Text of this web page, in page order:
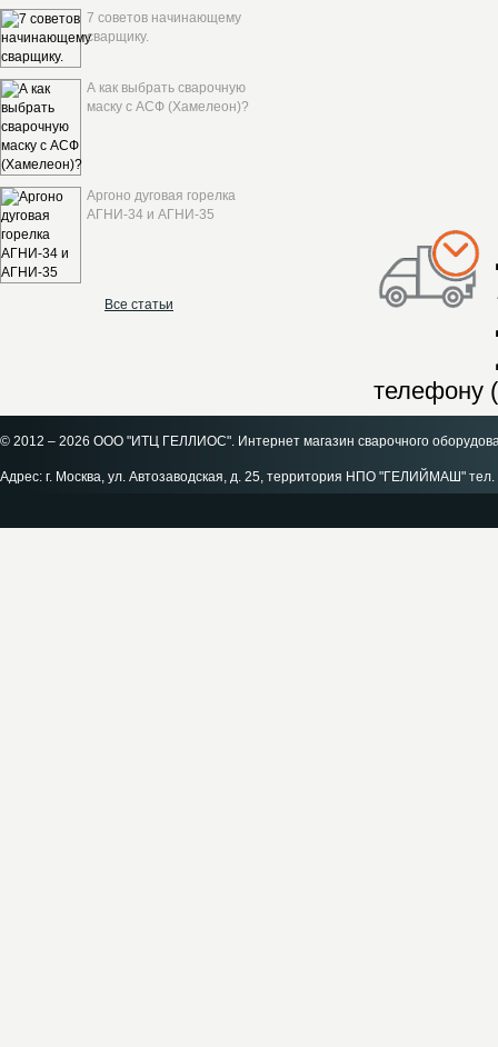
7 советов начинающему
сварщику.
А как выбрать сварочную
маску с АСФ (Хамелеон)?
Аргоно дуговая горелка
АГНИ-34 и АГНИ-35
Все статьи
телефону
© 2012 – 2026 ООО "ИТЦ ГЕЛЛИОС". Интернет магазин сварочного
Адрес: г. Москва, ул. Автозаводская, д. 25, территория НПО "ГЕЛИЙМАШ"